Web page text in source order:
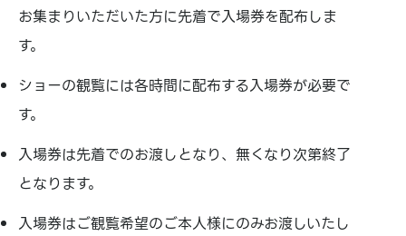
お集まりいただいた方に先着で入場券を配布しま
す。
ショーの観覧には各時間に配布する入場券が必要で
す。
入場券は先着でのお渡しとなり、無くなり次第終了
となります。
入場券はご観覧希望のご本人様にのみお渡しいたし